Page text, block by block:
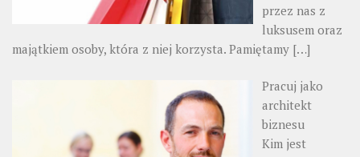
przez nas z
luksusem oraz
majątkiem osoby, która z niej korzysta. Pamiętamy […]
Pracuj jako
architekt
biznesu
Kim jest